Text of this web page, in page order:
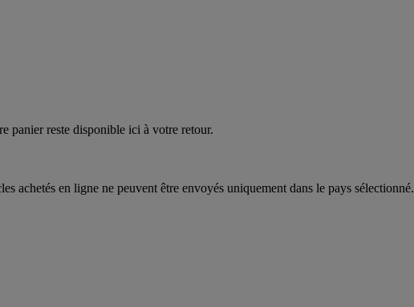
panier reste disponible ici à votre retour.
achetés en ligne ne peuvent être envoyés uniquement dans le pays sélectionné.